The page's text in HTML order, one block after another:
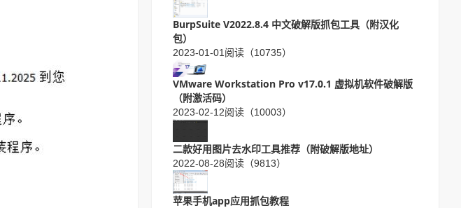
BurpSuite V2022.8.4 中文破解版抓包工具（附汉化
包）
2023-01-01阅读（10735）
VMware Workstation Pro v17.0.1 虚拟机软件破解版
（附激活码）
2023-02-12阅读（10003）
二款好用图片去水印工具推荐（附破解版地址）
2022-08-28阅读（9813）
苹果手机app应用抓包教程